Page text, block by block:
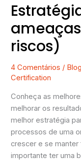
riscos)
4 Comentários / Blog
Certification
Conheça as
melhorar os
melhor estratégia
processos de uma
crescer e se
importante ter uma
Estratégias
abordar
ameaças
de
riscos)